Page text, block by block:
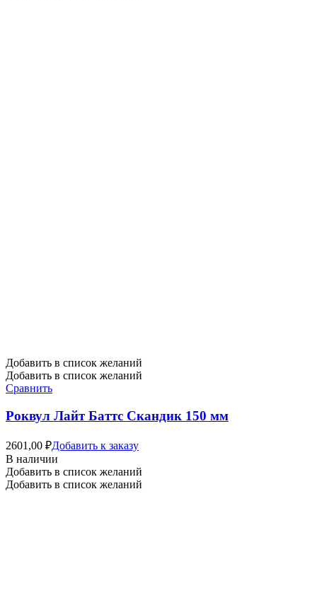
Добавить в список желаний
Добавить в список желаний
Сравнить
Роквул Лайт Баттс Скандик 150 мм
2601,00 ₽Добавить к заказу
В наличии
Добавить в список желаний
Добавить в список желаний